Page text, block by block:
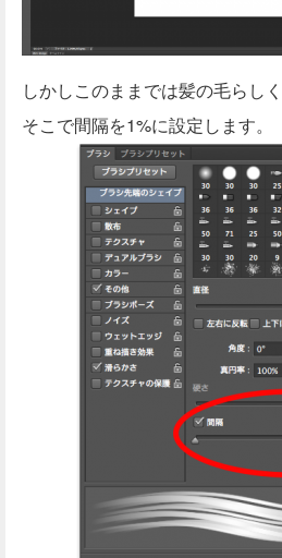
しかしこのままでは髪の毛らしく
そこで間隔を1%に設定します。